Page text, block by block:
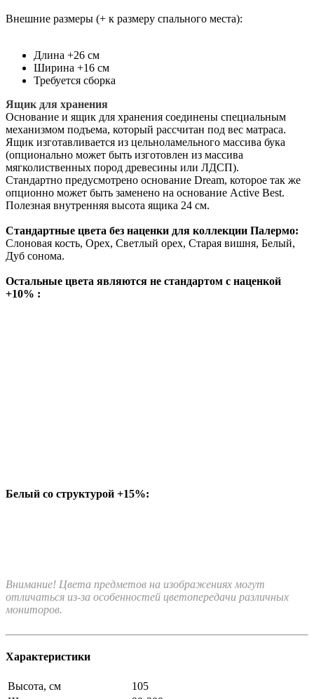
Внешние размеры (+ к размеру спального места):
Длина +26 см
Ширина +16 см
Требуется сборка
Ящик для хранения
Основание и ящик для хранения соединены специальным
механизмом подъема, который рассчитан под вес матраса.
Ящик изготавливается из цельноламельного массива бука
(опционально может быть изготовлен из массива
мягколиственных пород древесины или ЛДСП).
Стандартно предусмотрено основание Dream, которое так же
опционно может быть заменено на основание Active Best.
Полезная внутренняя высота ящика 24 см.
Стандартные цвета без наценки для коллекции Палермо:
Слоновая кость, Орех, Светлый орех, Старая вишня, Белый,
Дуб сонома.
Остальные цвета являются не стандартом с наценкой
+10% :
Белый со структурой +15%:
Внимание! Цвета предметов на изображениях могут
отличаться из-за особенностей цветопередачи различных
мониторов.
Характеристики
Высота, см
105